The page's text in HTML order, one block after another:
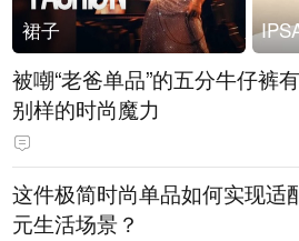
裙子
被嘲“老爸单品”的五分牛仔裤
别样的时尚魔力
这件极简时尚单品如何实现适
元生活场景？